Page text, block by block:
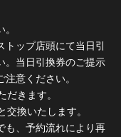
ップ店頭にて当日引
。当日引換券のご提示
意ください。
きます。
換いたします。
も、予約流れにより再